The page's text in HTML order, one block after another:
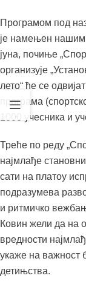
Програмом под
је намењен нашим
јуна, почиње
организује
лето“ ће се
програма
1000 учесника и
Треће по реду
најмлађе
сати на платоу
подразумева
и ритмичко
Ковин жели да на
вредности
укаже на важност
детињства.